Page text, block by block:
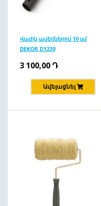
Վալիկ ասեղներով 10 սմ
DEKOR D1230
3 100,00Դ
Ավելացնել